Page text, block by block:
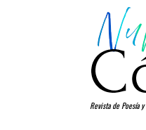
Revista de Poesía